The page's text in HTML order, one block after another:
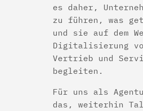
es daher,
zu führen, was
und sie auf dem
Digitalisierung
Vertrieb und
begleiten.
Für uns als
das, weiterhin